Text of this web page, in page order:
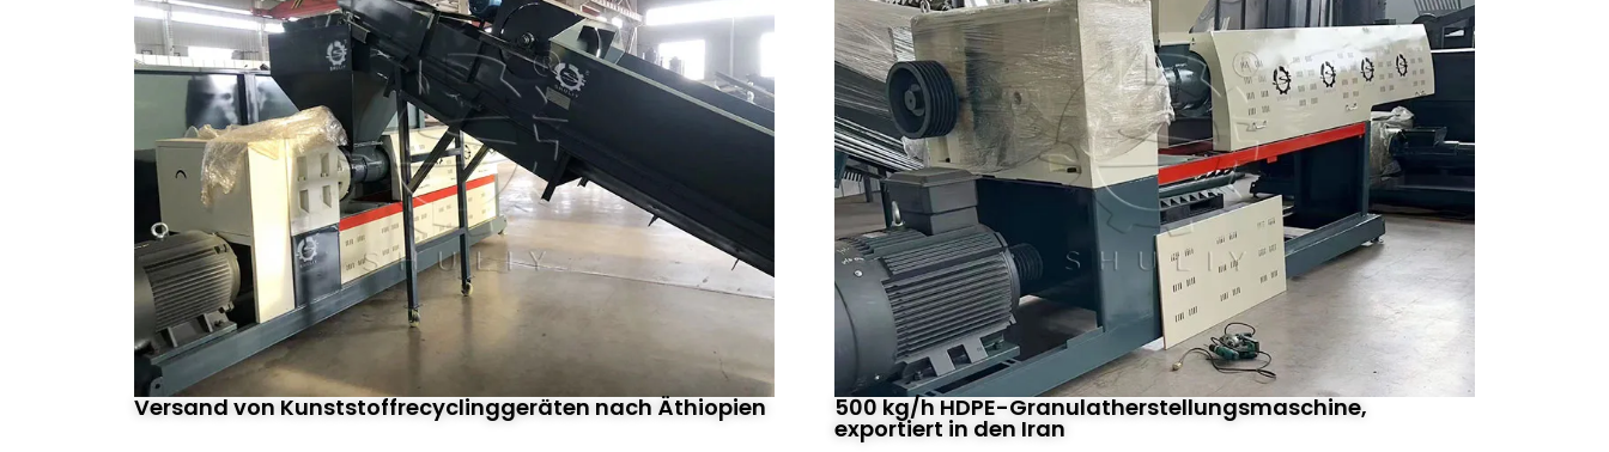
Versand von Kunststoffrecyclinggeräten nach Äthiopien 500 kg/h HDPE-Granulatherstellungsmaschine,
exportiert in den Iran